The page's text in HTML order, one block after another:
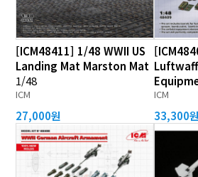
[ICM48411] 1/48 WWII US
Landing Mat Marston Mat
1/48
ICM
27,000원
ICM
33,300원